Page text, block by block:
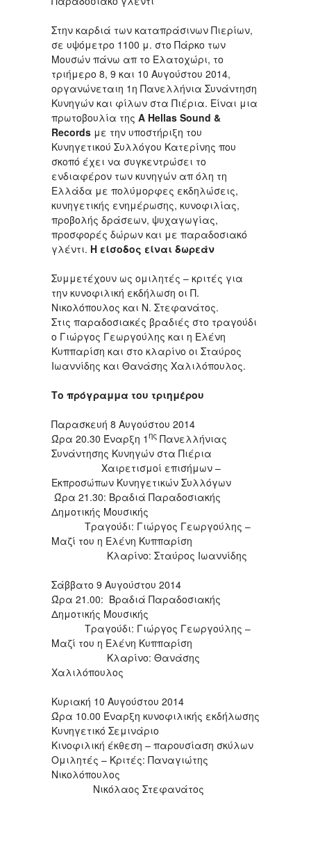
Στην καρδιά των καταπράσινων Πιερίων,
σε υψόμετρο 1100 μ. στο Πάρκο των
Μουσών πάνω απ το Ελατοχώρι, το
τριήμερο 8, 9 και 10 Αυγούστου 2014,
οργανώνεταιη 1η Πανελλήνια Συνάντηση
Κυνηγών και φίλων στα Πιέρια. Είναι μια
πρωτοβουλία της A Hellas Sound &
Records με την υποστήριξη του
Κυνηγετικού Συλλόγου Κατερίνης που
σκοπό έχει να συγκεντρώσει το
ενδιαφέρον των κυνηγών απ όλη τη
Ελλάδα με πολύμορφες εκδηλώσεις,
κυνηγετικής ενημέρωσης, κυνοφιλίας,
προβολής δράσεων, ψυχαγωγίας,
προσφορές δώρων και με παραδοσιακό
γλέντι. Η είσοδος είναι δωρεάν
Συμμετέχουν ως ομιλητές – κριτές για
την κυνοφιλική εκδήλωση οι Π.
Νικολόπουλος και Ν. Στεφανάτος.
Στις παραδοσιακές βραδιές στο τραγούδι
ο Γιώργος Γεωργούλης και η Ελένη
Κυππαρίση και στο κλαρίνο οι Σταύρος
Ιωαννίδης και Θανάσης Χαλιλόπουλος.
Το πρόγραμμα του τριημέρου
Παρασκευή 8 Αυγούστου 2014
Ώρα 20.30 Έναρξη 1ης Πανελλήνιας
Συνάντησης Κυνηγών στα Πιέρια
Χαιρετισμοί επισήμων –
Εκπροσώπων Κυνηγετικών Συλλόγων
Ώρα 21.30: Βραδιά Παραδοσιακής
Δημοτικής Μουσικής
Τραγούδι: Γιώργος Γεωργούλης –
Μαζί του η Ελένη Κυππαρίση
Κλαρίνο: Σταύρος Ιωαννίδης
Σάββατο 9 Αυγούστου 2014
Ώρα 21.00: Βραδιά Παραδοσιακής
Δημοτικής Μουσικής
Τραγούδι: Γιώργος Γεωργούλης –
Μαζί του η Ελένη Κυππαρίση
Κλαρίνο: Θανάσης
Χαλιλόπουλος
Κυριακή 10 Αυγούστου 2014
Ώρα 10.00 Έναρξη κυνοφιλικής εκδήλωσης
Κυνηγετικό Σεμινάριο
Κινοφιλική έκθεση – παρουσίαση σκύλων
Ομιλητές – Κριτές: Παναγιώτης
Νικολόπουλος
Νικόλαος Στεφανάτος